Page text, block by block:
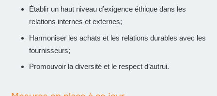
Établir un haut niveau d’exigence éthique dans les
relations internes et externes;
Harmoniser les achats et les relations durables avec les
fournisseurs;
Promouvoir la diversité et le respect d’autrui.